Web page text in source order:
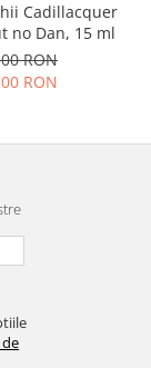
Cadillacquer
no Dan, 15 ml
RON
RON